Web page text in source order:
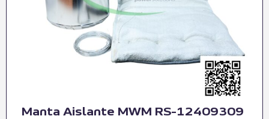
Manta Aislante MWM RS-12409309